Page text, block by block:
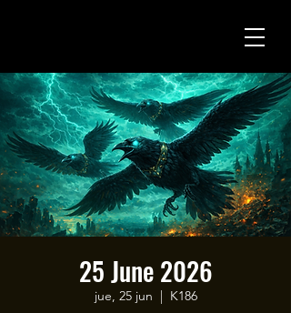
25 June 2026
jue, 25 jun
  |
K186